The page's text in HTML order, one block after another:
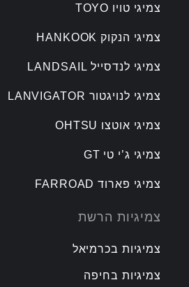
צמיגי טויו TOYO
צמיגי הנקוק HANKOOK
צמיגי לנדסייל LANDSAIL
צמיגי לנויגטור LANVIGATOR
צמיגי אוטצו OHTSU
צמיגי ג’י טי GT
צמיגי פארוד FARROAD
צמיגיות הרשת
צמיגיות בכרמיאל
צמיגיות בחיפה